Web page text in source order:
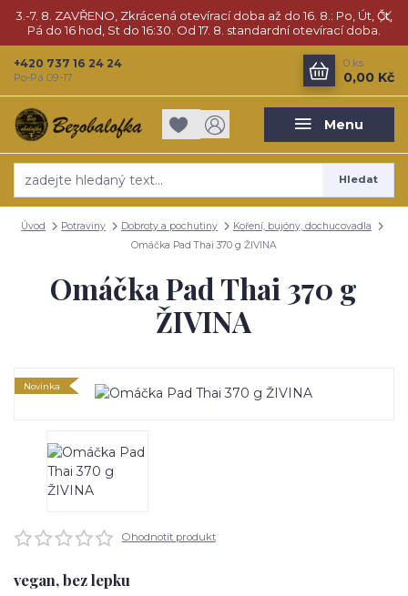
3.-7. 8. ZAVŘENO, Zkrácená otevírací doba až do 16. 8.: Po, Út, Čt,
Pá do 16 hod, St do 16:30. Od 17. 8. standardní otevírací doba.
Menu
Hledat
+420 737 16 24 24
Po-Pá 09-17
0 ks
0,00 Kč
Úvod Potraviny Dobroty a pochutiny
Koření, bujóny, dochucovadla
Omáčka Pad Thai 370 g ŽIVINA
Omáčka Pad Thai 370 g
ŽIVINA
Novinka
Ohodnotit produkt
vegan, bez lepku